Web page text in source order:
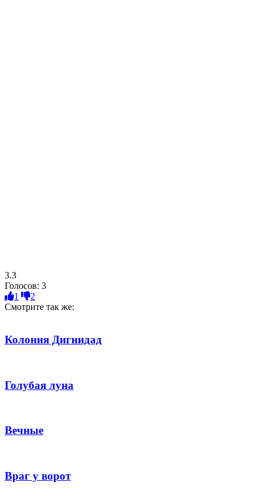
3.3
Голосов: 3
1
2
Смотрите так же:
Колония Дигнидад
Голубая луна
Вечные
Враг у ворот